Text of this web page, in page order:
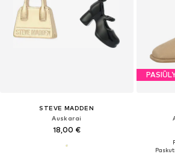
STEVE MADDEN
Auskarai
18,00 €